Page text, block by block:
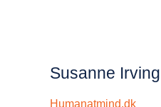
Susanne Irving
Humanatmind.dk